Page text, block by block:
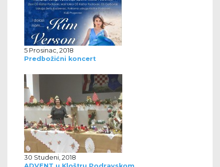
5 Prosinac, 2018
Predbožićni koncert
30 Studeni, 2018